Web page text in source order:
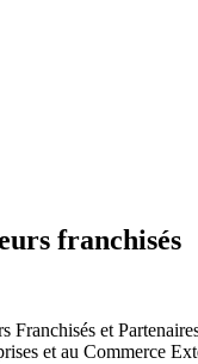
franchisés
et
et au Commerce